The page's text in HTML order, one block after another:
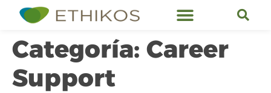
Categoría: Career
Support